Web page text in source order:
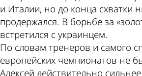
и Италии, но до конца схватки
продержался. В борьбе за
встретился с украинцем.
По словам тренеров и самого
европейских чемпионатов не
Алексей действительно